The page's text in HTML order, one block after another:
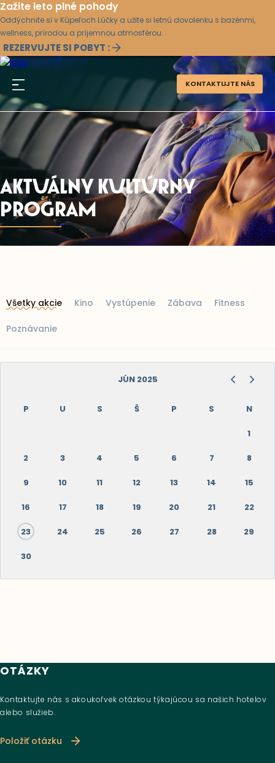
Zažite leto plné pohody
Oddýchnite si v Kúpeľoch Lúčky a užite si letnú dovolenku s bazénmi,
wellness, prírodou a príjemnou atmosférou.
REZERVUJTE SI POBYT :
KONTAKTUJTE NÁS
AKTUÁLNY KULTÚRNY
PROGRAM
Všetky akcie Kino Vystúpenie Zábava Fitness
Poznávanie
JÚN 2025
P U S Š P S N
1
2 3 4 5 6 7 8
9 10 11 12 13 14 15
16 17 18 19 20 21 22
23 24 25 26 27 28 29
30
OTÁZKY
Kontaktujte nás s akoukoľvek otázkou týkajúcou sa našich hotelov
alebo služieb.
Položiť otázku